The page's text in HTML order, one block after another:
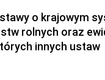
o krajowym
rolnych oraz
innych ustaw